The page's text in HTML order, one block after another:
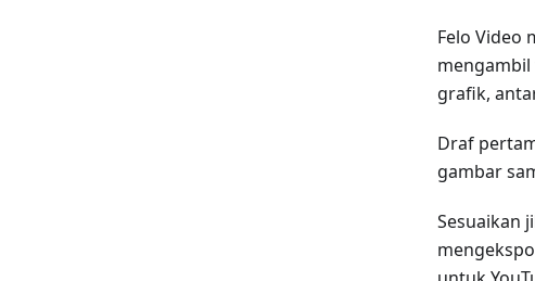
Felo Video
mengambil
grafik,
Draf
gambar
Sesuaikan